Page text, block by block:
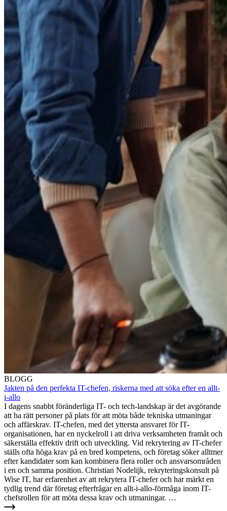
BLOGG
Jakten på den perfekta IT-chefen, riskerna med att söka efter en allt-
i-allo
I dagens snabbt föränderliga IT- och tech-landskap är det avgörande
att ha rätt personer på plats för att möta både tekniska utmaningar
och affärskrav. IT-chefen, med det yttersta ansvaret för IT-
organisationen, har en nyckelroll i att driva verksamheten framåt och
säkerställa effektiv drift och utveckling. Vid rekrytering av IT-chefer
ställs ofta höga krav på en bred kompetens, och företag söker alltmer
efter kandidater som kan kombinera flera roller och ansvarsområden
i en och samma position. Christian Nodelijk, rekryteringskonsult på
Wise IT, har erfarenhet av att rekrytera IT-chefer och har märkt en
tydlig trend där företag efterfrågar en allt-i-allo-förmåga inom IT-
chefsrollen för att möta dessa krav och utmaningar. …